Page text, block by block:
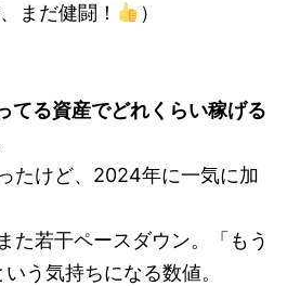
まだ健闘！
）
てる資産でどれくらい稼げる
たけど、2024年に一気に加
た若干ペースダウン。「もう
う気持ちになる数値。